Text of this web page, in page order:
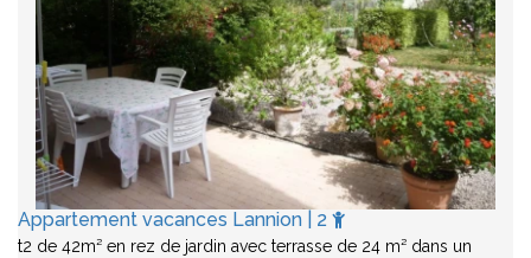
Appartement vacances Lannion | 2
t2 de 42m² en rez de jardin avec terrasse de 24 m² dans un